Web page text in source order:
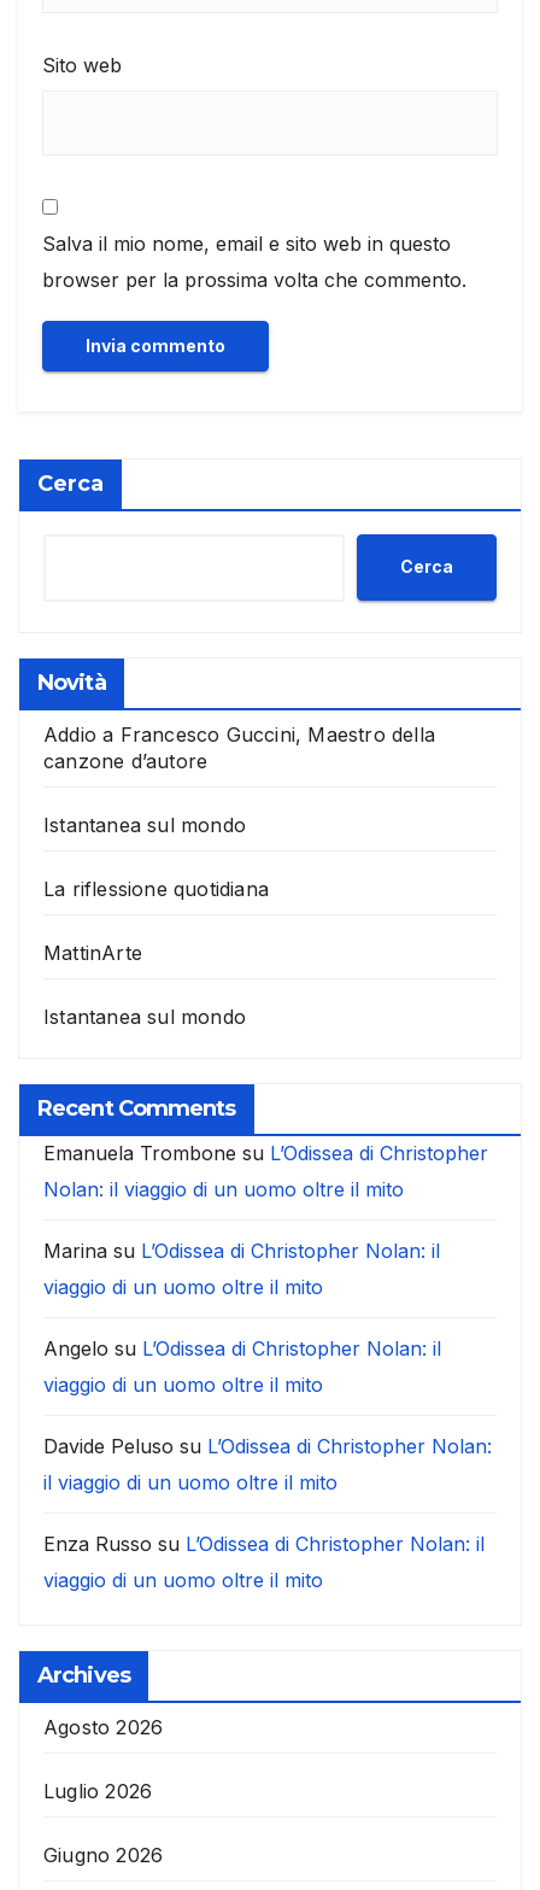
Sito web
Salva il mio nome, email e sito web in questo
browser per la prossima volta che commento.
Cerca
Cerca
Novità
Addio a Francesco Guccini, Maestro della
canzone d’autore
Istantanea sul mondo
La riflessione quotidiana
MattinArte
Istantanea sul mondo
Recent Comments
Emanuela Trombone su L’Odissea di Christopher
Nolan: il viaggio di un uomo oltre il mito
Marina su L’Odissea di Christopher Nolan: il
viaggio di un uomo oltre il mito
Angelo su L’Odissea di Christopher Nolan: il
viaggio di un uomo oltre il mito
Davide Peluso su L’Odissea di Christopher Nolan:
il viaggio di un uomo oltre il mito
Enza Russo su L’Odissea di Christopher Nolan: il
viaggio di un uomo oltre il mito
Archives
Agosto 2026
Luglio 2026
Giugno 2026